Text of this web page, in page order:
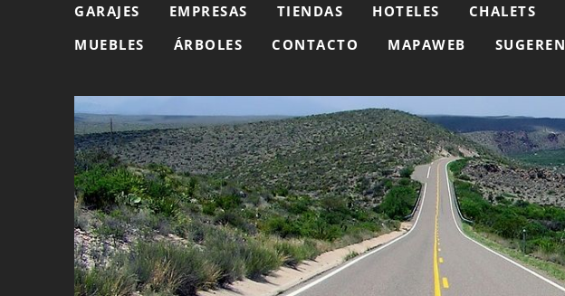
GARAJES
EMPRESAS TIENDAS HOTELES CHALETS
MUEBLES
ÁRBOLES CONTACTO MAPAWEB